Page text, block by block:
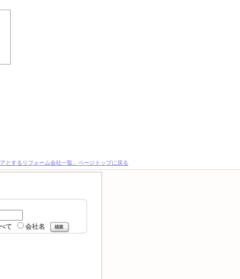
とするリフォーム会社一覧」ページトップに戻る
て 会社名